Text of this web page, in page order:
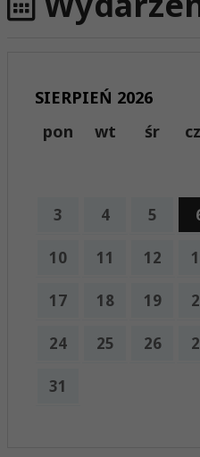
SIERPIEŃ 2026
pon
wt śr
3 4 5
10 11 12
17 18 19
24 25 26
31